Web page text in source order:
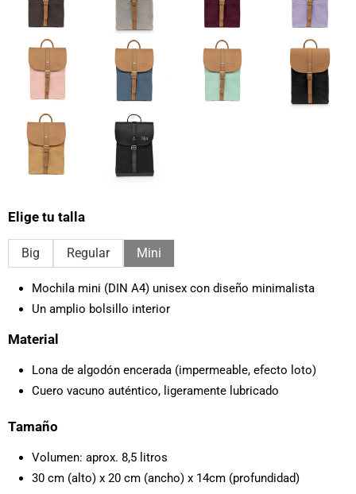
Elige tu talla
Big Regular Mini
Mochila mini (DIN A4) unisex con diseño minimalista
Un amplio bolsillo interior
Material
Lona de algodón encerada (impermeable, efecto loto)
Cuero vacuno auténtico, ligeramente lubricado
Tamaño
Volumen: aprox. 8,5 litros
30 cm (alto) x 20 cm (ancho) x 14cm (profundidad)